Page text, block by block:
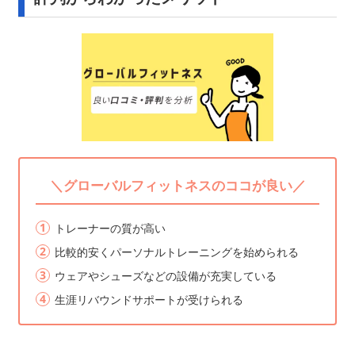
＼グローバルフィットネスのココが良い／
トレーナーの質が高い
比較的安くパーソナルトレーニングを始められる
ウェアやシューズなどの設備が充実している
生涯リバウンドサポートが受けられる